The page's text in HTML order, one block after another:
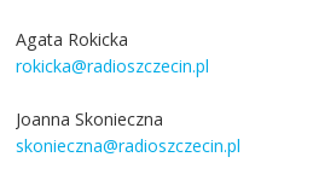
Agata Rokicka
rokicka@radioszczecin.pl
Joanna Skonieczna
skonieczna@radioszczecin.pl